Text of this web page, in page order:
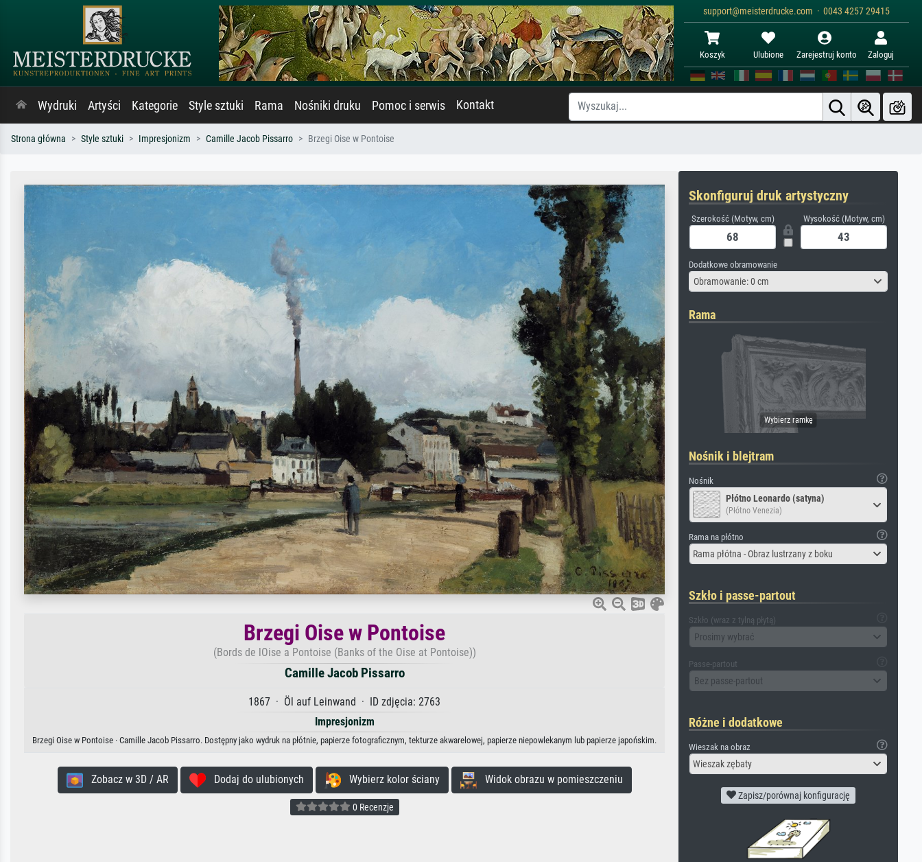
support@meisterdrucke.com · 0043 4257 29415
Koszyk Ulubione Zarejestruj konto Zaloguj
Wydruki Artyści Kategorie Style sztuki Rama Nośniki druku Pomoc i serwis Kontakt
Strona główna Style sztuki Impresjonizm Camille Jacob Pissarro Brzegi Oise w Pontoise
Brzegi Oise w Pontoise
(Bords de lOise a Pontoise (Banks of the Oise at Pontoise))
Camille Jacob Pissarro
1867 · Öl auf Leinwand · ID zdjęcia: 2763
Impresjonizm
Brzegi Oise w Pontoise · Camille Jacob Pissarro. Dostępny jako wydruk na płótnie, papierze fotograficznym, tekturze akwarelowej, papierze niepowlekanym lub papierze japońskim.
Zobacz w 3D / AR Dodaj do ulubionych Wybierz kolor ściany Widok obrazu w pomieszczeniu
0 Recenzje
Skonfiguruj druk artystyczny
Szerokość (Motyw, cm) Wysokość (Motyw, cm)
Dodatkowe obramowanie
Obramowanie: 0 cm
Rama
Nośnik i blejtram
Nośnik
Płótno Leonardo (satyna)
(Płótno Venezia)
Rama na płótno
Rama płótna - Obraz lustrzany z boku
Szkło i passe-partout
Szkło (wraz z tylną płytą)
Prosimy wybrać
Passe-partout
Bez passe-partout
Różne i dodatkowe
Wieszak na obraz
Wieszak zębaty
Zapisz/porównaj konfigurację